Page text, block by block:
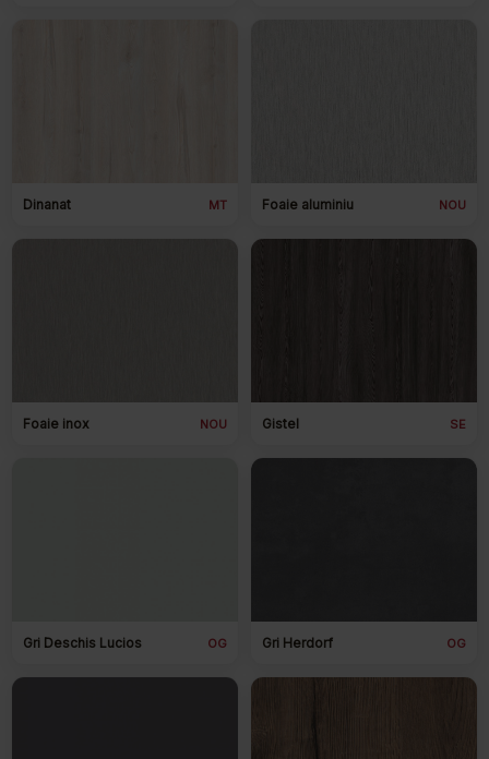
Dinanat MT Foaie aluminiu NOU
Foaie inox NOU Gistel SE
Gri Deschis Lucios OG Gri Herdorf OG